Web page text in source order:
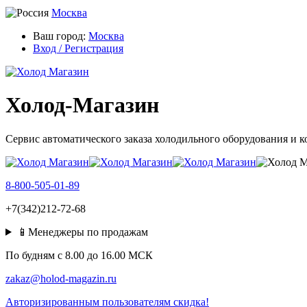
Москва
Ваш город: Москва
Вход / Регистрация
Холод-Магазин
Сервис автоматического заказа холодильного оборудования и
8-800-505-01-89
+7(342)212-72-68
📱Менеджеры по продажам
По будням c 8.00 до 16.00 МСК
zakaz@holod-magazin.ru
Авторизированным пользователям скидка!